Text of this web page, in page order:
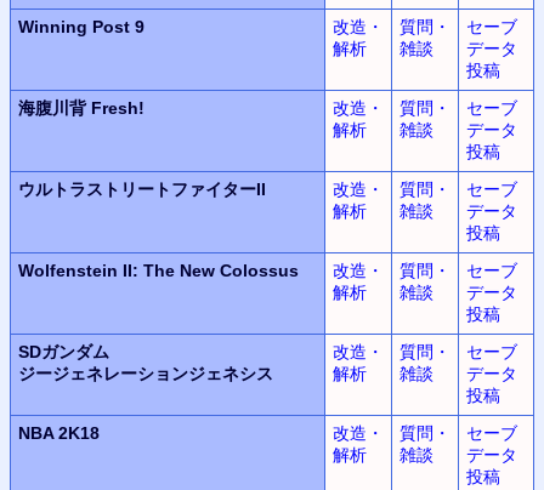
Winning Post 9
改造・
解析
質問・
雑談
セーブ
データ
投稿
海腹川背 Fresh!
改造・
解析
質問・
雑談
セーブ
データ
投稿
ウルトラ ストリートファイターII
改造・
解析
質問・
雑談
セーブ
データ
投稿
Wolfenstein II: The New Colossus
改造・
解析
質問・
雑談
セーブ
データ
投稿
SDガンダム
ジージェネレーションジェネシス
改造・
解析
質問・
雑談
セーブ
データ
投稿
NBA 2K18
改造・
解析
質問・
雑談
セーブ
データ
投稿